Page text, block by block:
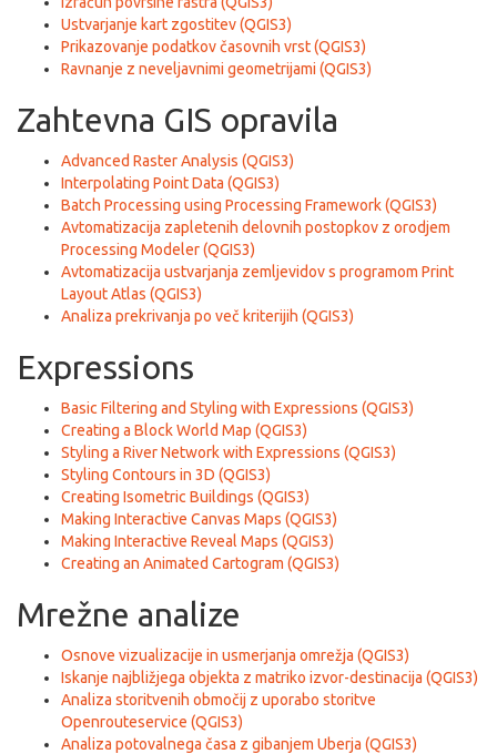
Ustvarjanje kart zgostitev (QGIS3)
Prikazovanje podatkov časovnih vrst (QGIS3)
Ravnanje z neveljavnimi geometrijami (QGIS3)
Zahtevna GIS opravila
Advanced Raster Analysis (QGIS3)
Interpolating Point Data (QGIS3)
Batch Processing using Processing Framework (QGIS3)
Avtomatizacija zapletenih delovnih postopkov z orodjem
Processing Modeler (QGIS3)
Avtomatizacija ustvarjanja zemljevidov s programom Print
Layout Atlas (QGIS3)
Analiza prekrivanja po več kriterijih (QGIS3)
Expressions
Basic Filtering and Styling with Expressions (QGIS3)
Creating a Block World Map (QGIS3)
Styling a River Network with Expressions (QGIS3)
Styling Contours in 3D (QGIS3)
Creating Isometric Buildings (QGIS3)
Making Interactive Canvas Maps (QGIS3)
Making Interactive Reveal Maps (QGIS3)
Creating an Animated Cartogram (QGIS3)
Mrežne analize
Osnove vizualizacije in usmerjanja omrežja (QGIS3)
Iskanje najbližjega objekta z matriko izvor-destinacija (QGIS3)
Analiza storitvenih območij z uporabo storitve
Openrouteservice (QGIS3)
Analiza potovalnega časa z gibanjem Uberja (QGIS3)